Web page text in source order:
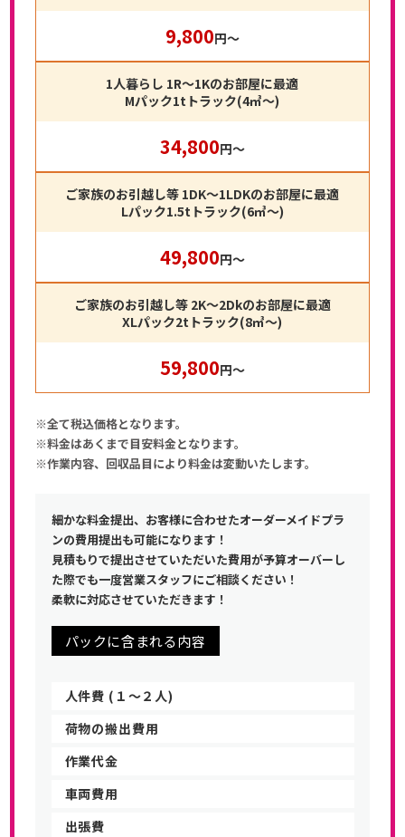
9,800円〜
1人暮らし 1R～1Kのお部屋に最適
Mパック1tトラック(4㎥〜)
34,800円〜
ご家族のお引越し等 1DK～1LDKのお部屋に最適
Lパック1.5tトラック(6㎥〜)
49,800円〜
ご家族のお引越し等 2K～2Dkのお部屋に最適
XLパック2tトラック(8㎥〜)
59,800円〜
※全て税込価格となります。
※料金はあくまで目安料金となります。
※作業内容、回収品目により料金は変動いたします。
細かな料金提出、お客様に合わせたオーダーメイドプラ
ンの費用提出も可能になります！
見積もりで提出させていただいた費用が予算オーバーし
た際でも一度営業スタッフにご相談ください！
柔軟に対応させていただきます！
パックに含まれる内容
人件費 (１〜２人)
荷物の搬出費用
作業代金
車両費用
出張費